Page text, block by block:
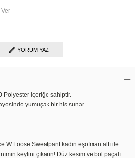
Ver
YORUM YAZ
Polyester içeriğe sahiptir.
yumuşak bir his sunar.
W Loose Sweatpant kadın eşofman altı ile
keyfini çıkarın! Düz kesim ve bol paçalı